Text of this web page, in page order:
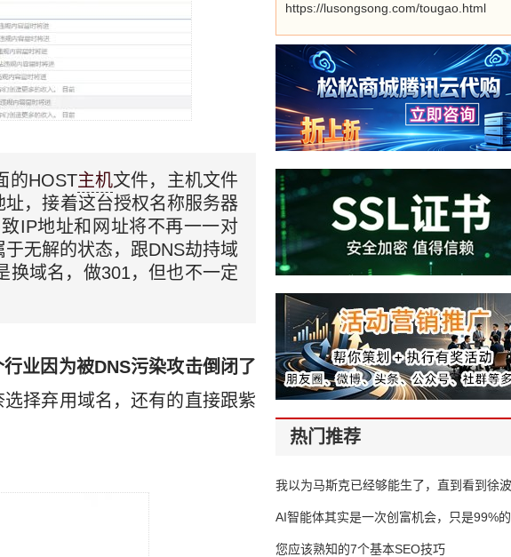
的HOST主机文件，主机文件
，接着这台授权名称服务器
IP地址和网址将不再一一对
无解的状态，跟DNS劫持域
换域名，做301，但也不一定
业因为被DNS污染攻击倒闭了
选择弃用域名，还有的直接跟紫
https://lusongsong.com/tougao.html
热门推荐
我以为马斯克已经够能生了，直到看到
AI智能体其实是一次创富机会，只是99%
错过了
您应该熟知的7个基本SEO技巧